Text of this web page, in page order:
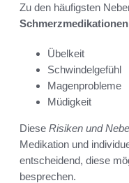
Zu den häufigsten
Schmerzmedikationen
Übelkeit
Schwindelgefühl
Magenprobleme
Müdigkeit
Diese Risiken und
Medikation und
entscheidend, diese
besprechen.